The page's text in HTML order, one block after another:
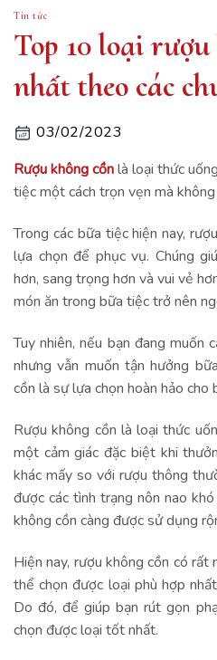
Tin tức
Top 10 loại
nhất theo các
03/02/2023
Rượu không cồnlà loại thức
tiệc một cách trọn vẹn mà
Trong các bữa tiệc hiện nay,
lựa chọn để phục vụ. Chúng
hơn, sang trọng hơn và vui vẻ
món ăn trong bữa tiệc trở nên
Tuy nhiên, nếu bạn đang muốn
nhưng vẫn muốn tận hưởng
cồn là sự lựa chọn hoàn hảo cho
Rượu không cồn là loại thức
một cảm giác đặc biệt khi
khác mấy so với rượu thông
được các tình trạng nôn nao
không cồn càng được sử dụng
Hiện nay, rượu không cồn có rất
thể chọn được loại phù hợp
Do đó, để giúp bạn rút gọn
chọn được loại tốt nhất.